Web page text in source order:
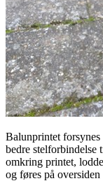
Balunprintet
bedre
omkring printet,
og føres på